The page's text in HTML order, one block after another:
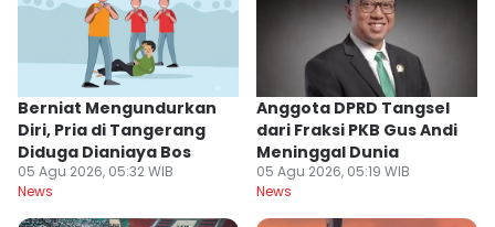
Berniat Mengundurkan
Diri, Pria di Tangerang
Diduga Dianiaya Bos
05 Agu 2026, 05:32 WIB
News
Anggota DPRD Tangsel
dari Fraksi PKB Gus Andi
Meninggal Dunia
05 Agu 2026, 05:19 WIB
News